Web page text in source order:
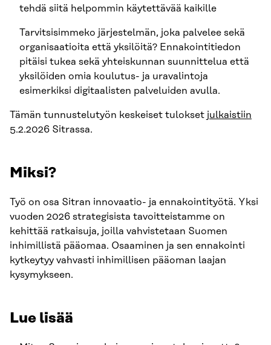
tehdä siitä helpommin käytettävää kaikille
Tarvitsisimmeko järjestelmän, joka palvelee sekä
organisaatioita että yksilöitä? Ennakointitiedon
pitäisi tukea sekä yhteiskunnan suunnittelua että
yksilöiden omia koulutus- ja uravalintoja
esimerkiksi digitaalisten palveluiden avulla.
Tämän tunnustelutyön keskeiset tulokset julkaistiin
5.2.2026 Sitrassa.
Miksi?
Työ on osa Sitran innovaatio- ja ennakointityötä. Yksi
vuoden 2026 strategisista tavoitteistamme on
kehittää ratkaisuja, joilla vahvistetaan Suomen
inhimillistä pääomaa. Osaaminen ja sen ennakointi
kytkeytyy vahvasti inhimillisen pääoman laajan
kysymykseen.
Lue lisää